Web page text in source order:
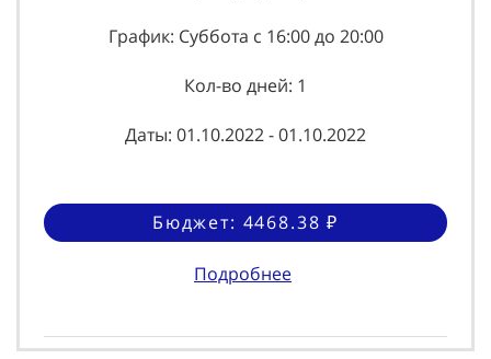
График: Суббота с 16:00 до 20:00
Кол-во дней: 1
Даты: 01.10.2022 - 01.10.2022
Бюджет: 4468.38 ₽
Подробнее